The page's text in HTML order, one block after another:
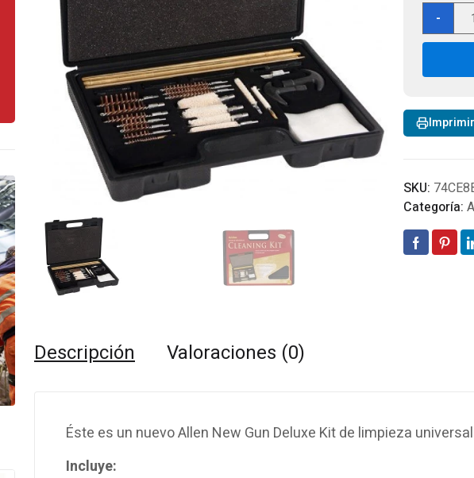
-
Caja
de
para
37
SKU:
Categoría:
Descripción Valoraciones (0)
Éste es un nuevoAllen New Gun Deluxe Kitde limpieza universal
Incluye: